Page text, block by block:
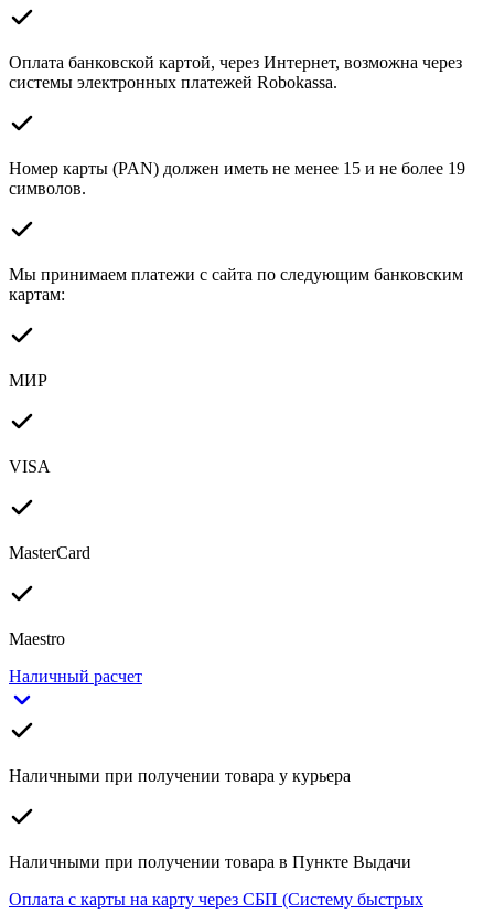
Оплата банковской картой, через Интернет, возможна через
системы электронных платежей Robokassa.
Номер карты (PAN) должен иметь не менее 15 и не более 19
символов.
Мы принимаем платежи с сайта по следующим банковским
картам:
МИР
VISA
MasterCard
Maestro
Наличный расчет
Наличными при получении товара у курьера
Наличными при получении товара в Пункте Выдачи
Оплата с карты на карту через СБП (Систему быстрых